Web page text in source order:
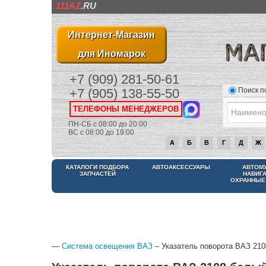
111AZ.RU
Интернет-Магазин
для Иномарок
+7 (909) 281-50-61
+7 (905) 138-55-50
ТЕЛЕФОНЫ МЕНЕДЖЕРОВ
ПН-СБ с 08:00 до 20:00
ВС с 08:00 до 19:00
Поиск
А Б В Г Д Ж
КАТАЛОГИ ПОДБОРА
ЗАПЧАСТЕЙ
АВТОАКСЕССУАРЫ
— Система освещения ВАЗ – Указатель поворота ВАЗ